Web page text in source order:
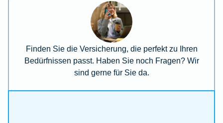
Finden Sie die Versicherung, die perfekt zu Ihren
Bedürfnissen passt. Haben Sie noch Fragen? Wir
sind gerne für Sie da.